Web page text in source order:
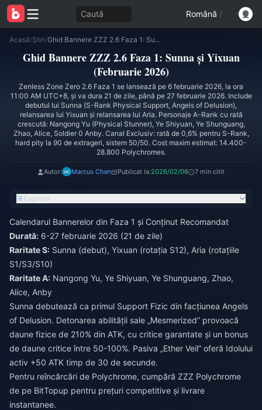
Caută Română /
Acasă/Știri/ Ghid Bannere ZZZ 2.6 Faza 1: Sunna și Yixuan (Februarie 2026)
Ghid Bannere ZZZ 2.6 Faza 1: Sunna și Yixuan
(Februarie 2026)
Zenless Zone Zero 2.6 Faza 1 se lansează pe 6 februarie 2026, la ora
11:00 AM UTC+8, și va dura 21 de zile, până pe 27 februarie 2026. Include
debutul lui Sunna (S-Rank Physical Support, Angels of Delusion),
relansarea lui Yixuan și relansarea lui Aria. Personaje A-Rank cu rată
crescută: Nangong Yu (Physical Stunner), Ye Shiyuan, Ye Shunguang,
Zhao, Alice, Soldier 0 Anby. Canal Exclusiv: rată de 0,6% pentru S-Rank,
hard pity la 90 de extrageri, sistem 50/50. Cost maxim estimat: 14.400-
28.800 Polychromes.
Autor: Marcus Chen Publicat la:2026/02/06 7 min citit
Cuprins
Calendarul Bannerelor din Faza 1 și Conținut Recomandat
Durată: 6-27 februarie 2026 (21 de zile)
Raritate S: Sunna (debut), Yixuan (rotația S12), Aria (rotațiile
S1/S3/S10)
Raritate A: Nangong Yu, Ye Shiyuan, Ye Shunguang, Zhao,
Alice, Anby
Sunna debutează ca primul Support Fizic din facțiunea Angels
of Delusion. Detonarea abilității sale „Mesmerized” provoacă
daune fizice de 210% din ATK, cu critice garantate și un bonus
de daune critice între 50-100%. Pasiva „Ether Veil” oferă Idolului
activ +50 ATK timp de 30 de secunde.
Pentru reîncărcări de Polychrome, cumpără ZZZ Polychrome
de pe BitTopup pentru prețuri competitive și livrare
instantanee.